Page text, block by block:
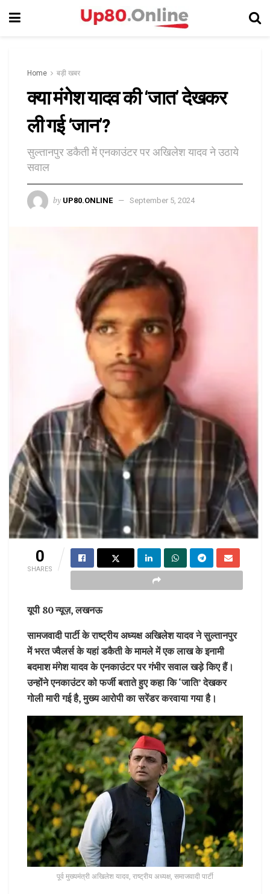
Home बड़ी खबर
क्या मंगेश यादव की ‘जात’ देखकर
ली गई ‘जान’?
सुल्तानपुर डकैती में एनकाउंटर पर अखिलेश यादव ने उठाये
सवाल
by UP80.ONLINE September 5, 2024
0
SHARES
यूपी 80 न्यूज़, लखनऊ
सामजवादी पार्टी के राष्ट्रीय अध्यक्ष अखिलेश यादव ने सुल्तानपुर
में भरत ज्वैलर्स के यहां डकैती के मामले में एक लाख के इनामी
बदमाश मंगेश यादव के एनकाउंटर पर गंभीर सवाल खड़े किए हैं।
उन्होंने एनकाउंटर को फर्जी बताते हुए कहा कि ‘जाति’ देखकर
गोली मारी गई है, मुख्य आरोपी का सरेंडर करवाया गया है।
पूर्व मुख्यमंत्री अखिलेश यादव, राष्ट्रीय अध्यक्ष, समाजवादी पार्टी